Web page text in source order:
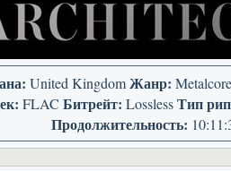
United KingdomЖанр:
FLAC Битрейт: LosslessТип
Продолжительность: